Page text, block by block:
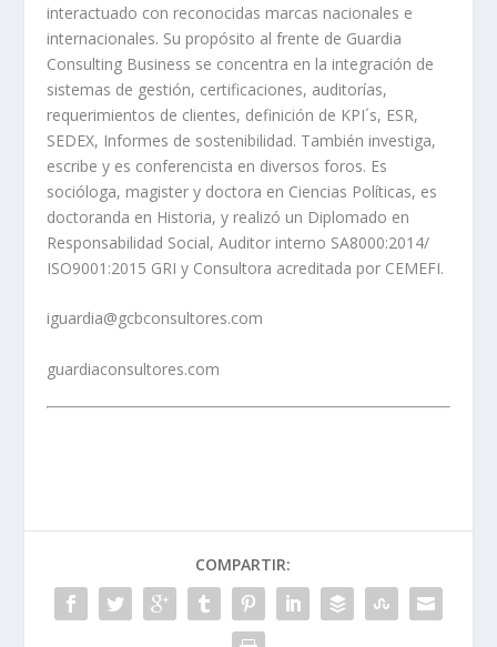
interactuado con reconocidas marcas nacionales e
internacionales. Su propósito al frente de Guardia
Consulting Business se concentra en la integración de
sistemas de gestión, certificaciones, auditorías,
requerimientos de clientes, definición de KPI´s, ESR,
SEDEX, Informes de sostenibilidad. También investiga,
escribe y es conferencista en diversos foros. Es
socióloga, magister y doctora en Ciencias Políticas, es
doctoranda en Historia, y realizó un Diplomado en
Responsabilidad Social, Auditor interno SA8000:2014/
ISO9001:2015 GRI y Consultora acreditada por CEMEFI.
iguardia@gcbconsultores.com
guardiaconsultores.com
COMPARTIR: